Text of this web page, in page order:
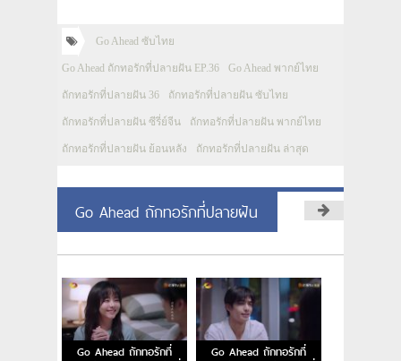
Go Ahead ซับไทย
Go Ahead ถักทอรักที่ปลายฝัน EP.36 Go Ahead พากย์ไทย
ถักทอรักที่ปลายฝัน 36 ถักทอรักที่ปลายฝัน ซับไทย
ถักทอรักที่ปลายฝัน ซีรี่ย์จีน ถักทอรักที่ปลายฝัน พากย์ไทย
ถักทอรักที่ปลายฝัน ย้อนหลัง ถักทอรักที่ปลายฝัน ล่าสุด
Go Ahead ถักทอรักที่ปลายฝัน
Go Ahead ถักทอรักที่
Go Ahead ถักทอรักที่